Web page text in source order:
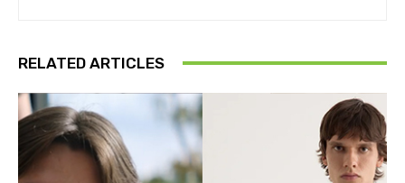
RELATED ARTICLES